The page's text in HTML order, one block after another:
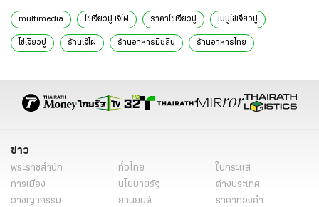
multimedia ไข่เจียวปู เจ๊ไฝ ราคาไข่เจียวปู เมนูไข่เจียวปู
ไข่เจียวปู ร้านเจ๊ไฝ ร้านอาหารมิชลิน ร้านอาหารไทย
ข่าว
พระราชสำนัก ทั่วไทย
ในกระแส
การเมือง
นโยบายรัฐ
ต่างประเทศ
อาชญากรรม
ยานยนต์
ราคาทองคำ